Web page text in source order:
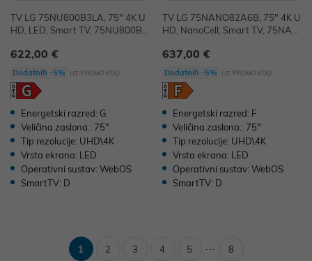
TV LG 75NU800B3LA, 75" 4K U
HD, LED, Smart TV, 75NU800B3
622,00 €
Dodatnih -5% uz PROMO KOD
Energetski razred: G
Veličina zaslona.: 75"
Tip rezolucije: UHD\4K
Vrsta ekrana: LED
Operativni sustav: WebOS
SmartTV: D
TV LG 75NANO82A6B, 75" 4K U
HD, NanoCell, Smart TV, 75NAN
637,00 €
Dodatnih -5% uz PROMO KOD
Energetski razred: F
Veličina zaslona.: 75"
Tip rezolucije: UHD\4K
Vrsta ekrana: LED
Operativni sustav: WebOS
SmartTV: D
1 2 3 4 5 ... 8